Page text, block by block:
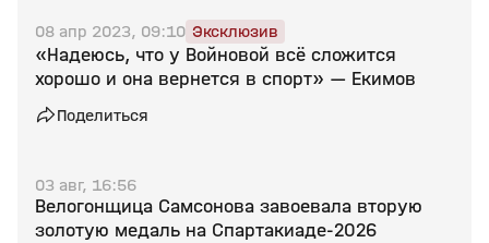
08 апр 2023, 09:10 Эксклюзив
«Надеюсь, что у Войновой всё сложится
хорошо и она вернется в спорт» — Екимов
Поделиться
03 авг, 16:56
Велогонщица Самсонова завоевала вторую
золотую медаль на Спартакиаде‑2026